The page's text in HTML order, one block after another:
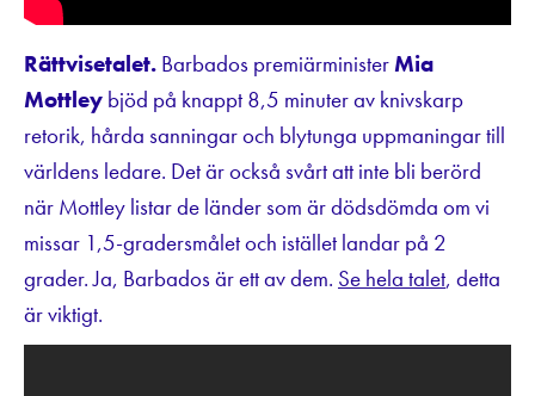
Rättvisetalet. Barbados premiärministerMia
Mottley bjöd på knappt 8,5 minuter av knivskarp
retorik, hårda sanningar och blytunga uppmaningar till
världens ledare. Det är också svårt att inte bli berörd
när Mottley listar de länder som är dödsdömda om vi
missar 1,5-gradersmålet och istället landar på 2
grader. Ja, Barbados är ett av dem. Se hela talet, detta
är viktigt.